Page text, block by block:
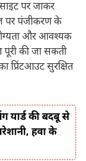
पर जाकर
पर पंजीकरण के
और आवश्यक
पूरी की जा सकती
सुरक्षित
यार्ड की बदबू से
हवा के